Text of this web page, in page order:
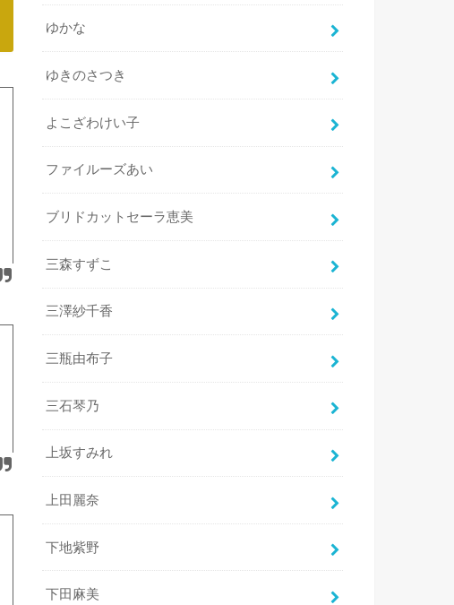
ゆかな
ゆきのさつき
よこざわけい子
ファイルーズあい
ブリドカットセーラ恵美
三森すずこ
三澤紗千香
三瓶由布子
三石琴乃
上坂すみれ
上田麗奈
下地紫野
下田麻美